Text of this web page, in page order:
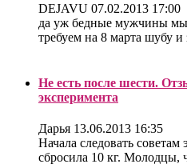
DEJAVU 07.02.2013 17:00
да уж бедные мужчины мы
требуем на 8 марта шубу
Не есть после шести.
эксперимента
Дарья 13.06.2013 16:35
Начала следовать советам
сбросила 10 кг. Молодцы,